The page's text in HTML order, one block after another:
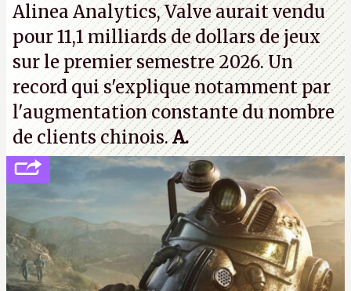
Alinea Analytics, Valve aurait vendu
pour 11,1 milliards de dollars de jeux
sur le premier semestre 2026. Un
record qui s'explique notamment par
l'augmentation constante du nombre
de clients chinois.A.